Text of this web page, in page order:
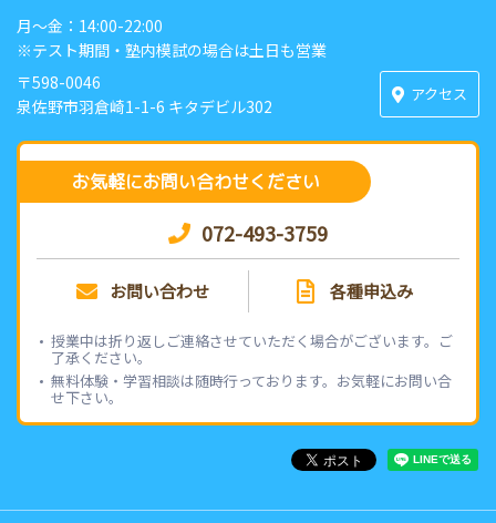
月〜金：14:00-22:00
※テスト期間・塾内模試の場合は土日も営業
〒598-0046
泉佐野市羽倉崎1-1-6 キタデビル302
アクセス
お気軽にお問い合わせください
072-493-3759
お問い合わせ 各種申込み
授業中は折り返しご連絡させていただく場合がございます。ご
了承ください。
無料体験・学習相談は随時行っております。お気軽にお問い合
せ下さい。